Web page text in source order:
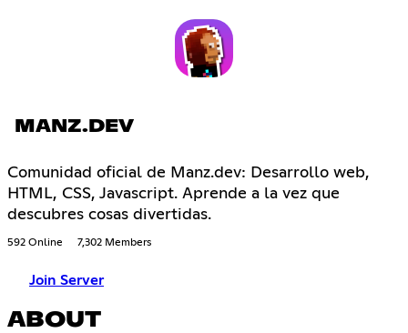
MANZ.DEV
Comunidad oficial de Manz.dev: Desarrollo web,
HTML, CSS, Javascript. Aprende a la vez que
descubres cosas divertidas.
592 Online 7,302 Members
Join Server
ABOUT